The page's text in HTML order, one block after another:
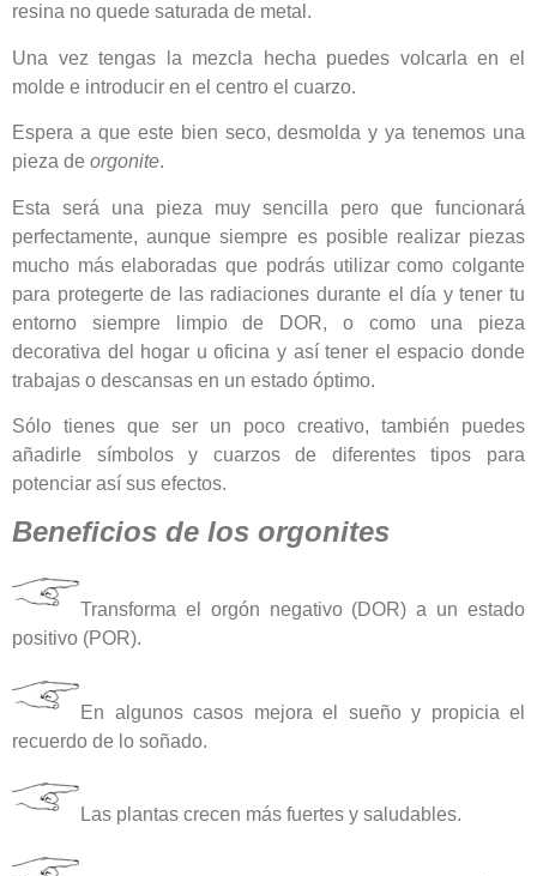
resina no quede saturada de metal.
Una vez tengas la mezcla hecha puedes volcarla en el
molde e introducir en el centro el cuarzo.
Espera a que este bien seco, desmolda y ya tenemos una
pieza de orgonite.
Esta será una pieza muy sencilla pero que funcionará
perfectamente, aunque siempre es posible realizar piezas
mucho más elaboradas que podrás utilizar como colgante
para protegerte de las radiaciones durante el día y tener tu
entorno siempre limpio de DOR, o como una pieza
decorativa del hogar u oficina y así tener el espacio donde
trabajas o descansas en un estado óptimo.
Sólo tienes que ser un poco creativo, también puedes
añadirle símbolos y cuarzos de diferentes tipos para
potenciar así sus efectos.
Beneficios de los orgonites
Transforma el orgón negativo (DOR) a un estado
positivo (POR).
En algunos casos mejora el sueño y propicia el
recuerdo de lo soñado.
Las plantas crecen más fuertes y saludables.